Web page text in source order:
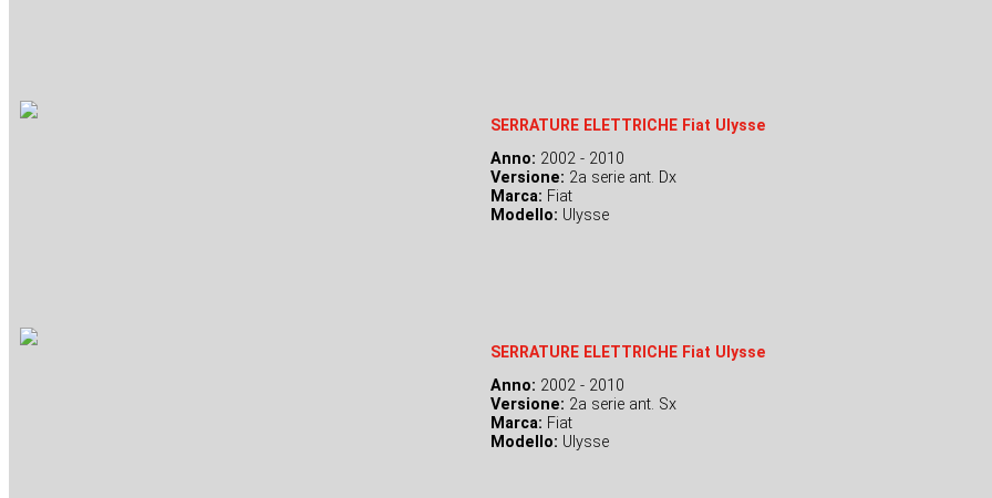
SERRATURE ELETTRICHE Fiat Ulysse
Anno: 2002 - 2010
Versione: 2a serie ant. Dx
Marca: Fiat
Modello: Ulysse
SERRATURE ELETTRICHE Fiat Ulysse
Anno: 2002 - 2010
Versione: 2a serie ant. Sx
Marca: Fiat
Modello: Ulysse